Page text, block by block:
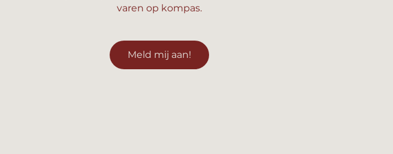
varen op kompas.
Meld mij aan!